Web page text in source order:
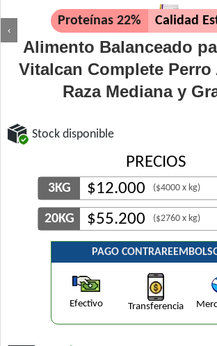
‹
Proteínas 22% Calidad
Alimento Balanceado
Vitalcan Complete
Raza Mediana y
Stock disponible
PRECIOS
3KG $12.000 ($4000 x kg)
20KG $55.200 ($2760 x kg)
PAGO
Efectivo Transferencia